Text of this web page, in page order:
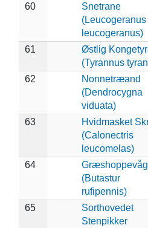
60
Snetrane
(Leucogeranus
leucogeranus)
61
Østlig
(Tyrannus
62
Nonnetræand
(Dendrocygna
viduata)
63
Hvidmasket
(Calonectris
leucomelas)
64
(Butastur
rufipennis)
65
Sorthovedet
Stenpikker